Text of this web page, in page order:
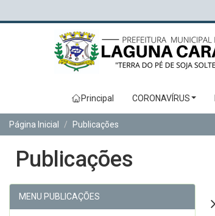
Principal CORONAVÍRUS
Página Inicial Publicações
Publicações
MENU PUBLICAÇÕES